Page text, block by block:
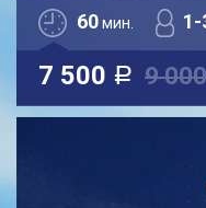
60мин. 1-
7 500 a 9 000